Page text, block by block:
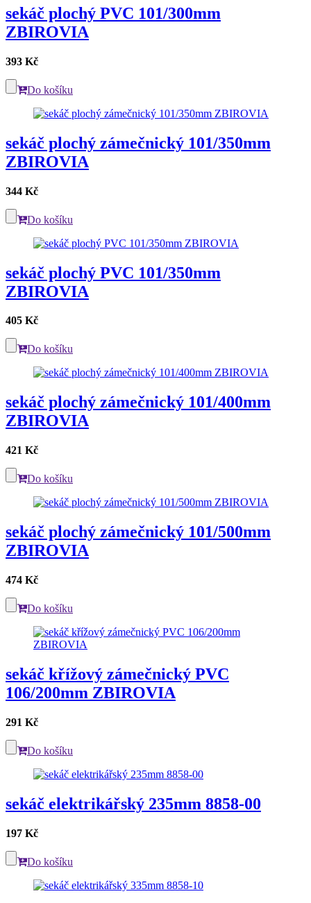
sekáč plochý PVC 101/300mm
ZBIROVIA
393 Kč
Do košíku
sekáč plochý zámečnický 101/350mm
ZBIROVIA
344 Kč
Do košíku
sekáč plochý PVC 101/350mm
ZBIROVIA
405 Kč
Do košíku
sekáč plochý zámečnický 101/400mm
ZBIROVIA
421 Kč
Do košíku
sekáč plochý zámečnický 101/500mm
ZBIROVIA
474 Kč
Do košíku
sekáč křížový zámečnický PVC
106/200mm ZBIROVIA
291 Kč
Do košíku
sekáč elektrikářský 235mm 8858-00
197 Kč
Do košíku